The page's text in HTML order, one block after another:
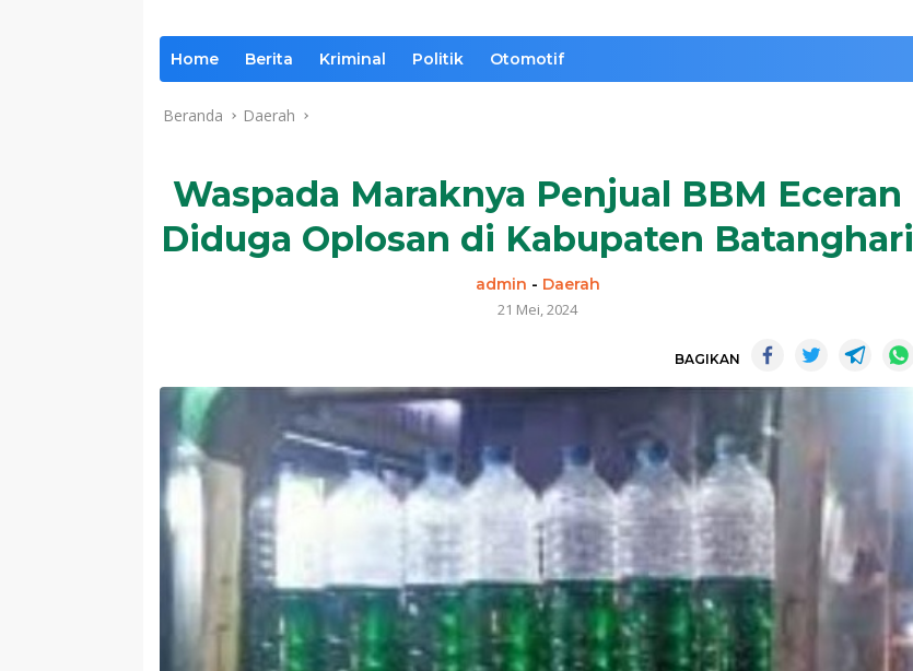
Home Berita Kriminal Politik Otomotif
Beranda Daerah
Waspada Maraknya Penjual BBM Eceran
Diduga Oplosan di Kabupaten Batanghari
admin - Daerah
21 Mei, 2024
BAGIKAN